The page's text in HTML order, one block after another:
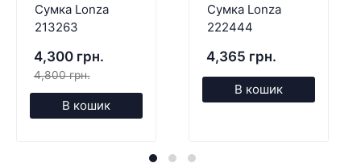
Сумка Lonza
213263
4,300 грн.
4,800 грн.
В кошик
Сумка Lonza
222444
4,365 грн.
В кошик